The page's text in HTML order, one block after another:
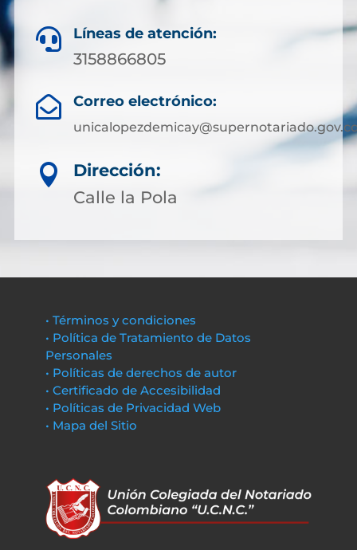
 Líneas de atención:
3158866805
 Correo electrónico:

Dirección:
Calle la Pola
• Términos y condiciones
• Política de Tratamiento de Datos
Personales
• Políticas de derechos de autor
• Certificado de Accesibilidad
• Políticas de Privacidad Web
• Mapa del Sitio